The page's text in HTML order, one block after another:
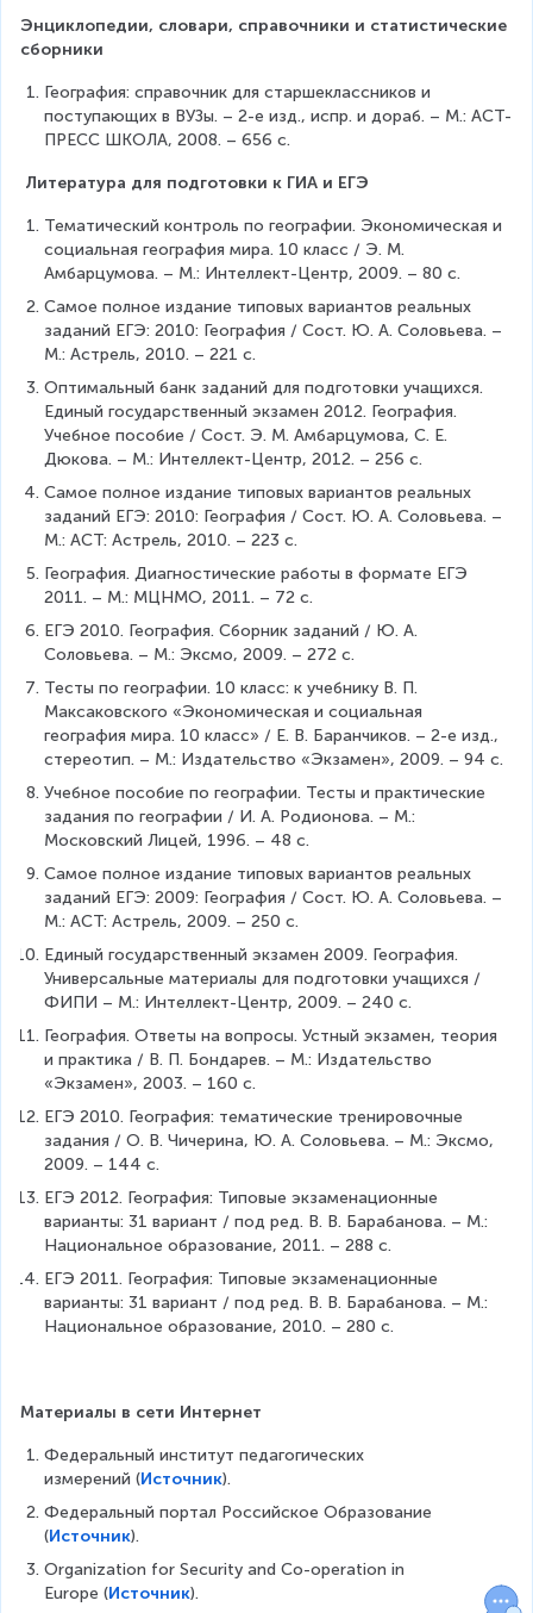
Энциклопедии, словари, справочники и статистические
сборники
География: справочник для старшеклассников и
поступающих в ВУЗы. – 2-е изд., испр. и дораб. – М.: АСТ-
ПРЕСС ШКОЛА, 2008. – 656 с.
Литература для подготовки к ГИА и ЕГЭ
Тематический контроль по географии. Экономическая и
социальная география мира. 10 класс / Э. М.
Амбарцумова. – М.: Интеллект-Центр, 2009. – 80 с.
Самое полное издание типовых вариантов реальных
заданий ЕГЭ: 2010: География / Сост. Ю. А. Соловьева. –
М.: Астрель, 2010. – 221 с.
Оптимальный банк заданий для подготовки учащихся.
Единый государственный экзамен 2012. География.
Учебное пособие / Сост. Э. М. Амбарцумова, С. Е.
Дюкова. – М.: Интеллект-Центр, 2012. – 256 с.
Самое полное издание типовых вариантов реальных
заданий ЕГЭ: 2010: География / Сост. Ю. А. Соловьева. –
М.: АСТ: Астрель, 2010. – 223 с.
География. Диагностические работы в формате ЕГЭ
2011. – М.: МЦНМО, 2011. – 72 с.
ЕГЭ 2010. География. Сборник заданий / Ю. А.
Соловьева. – М.: Эксмо, 2009. – 272 с.
Тесты по географии. 10 класс: к учебнику В. П.
Максаковского «Экономическая и социальная
география мира. 10 класс» / Е. В. Баранчиков. – 2-е изд.,
стереотип. – М.: Издательство «Экзамен», 2009. – 94 с.
Учебное пособие по географии. Тесты и практические
задания по географии / И. А. Родионова. – М.:
Московский Лицей, 1996. – 48 с.
Самое полное издание типовых вариантов реальных
заданий ЕГЭ: 2009: География / Сост. Ю. А. Соловьева. –
М.: АСТ: Астрель, 2009. – 250 с.
Единый государственный экзамен 2009. География.
Универсальные материалы для подготовки учащихся /
ФИПИ – М.: Интеллект-Центр, 2009. – 240 с.
География. Ответы на вопросы. Устный экзамен, теория
и практика / В. П. Бондарев. – М.: Издательство
«Экзамен», 2003. – 160 с.
ЕГЭ 2010. География: тематические тренировочные
задания / О. В. Чичерина, Ю. А. Соловьева. – М.: Эксмо,
2009. – 144 с.
ЕГЭ 2012. География: Типовые экзаменационные
варианты: 31 вариант / под ред. В. В. Барабанова. – М.:
Национальное образование, 2011. – 288 с.
ЕГЭ 2011. География: Типовые экзаменационные
варианты: 31 вариант / под ред. В. В. Барабанова. – М.:
Национальное образование, 2010. – 280 с.
Материалы в сети Интернет
Федеральный институт педагогических
измерений (Источник).
Федеральный портал Российское Образование
(Источник).
Organization for Security and Co-operation in
Europe (Источник).